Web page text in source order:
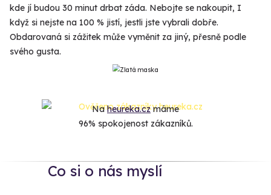
kde jí budou 30 minut drbat záda. Nebojte se nakoupit, I
když si nejste na 100 % jistí, jestli jste vybrali dobře.
Obdarovaná si zážitek může vyměnit za jiný, přesně podle
svého gusta.
Naheureka.czmáme
96% spokojenost zákazníků.
Co si o nás myslí